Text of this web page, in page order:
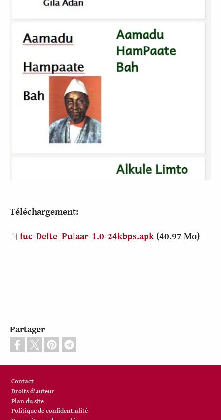
Téléchargement:
Document
fuc-Defte_Pulaar-1.0-24kbps.apk(40.97 Mo)
Partager
Contact
Droits d'auteur
Plan du site
Politique de confidentialité